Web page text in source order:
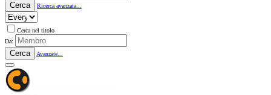
Cerca Ricerca avanzata...
Cerca nel titolo
Da:
Cerca Avanzate...